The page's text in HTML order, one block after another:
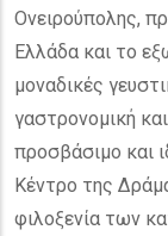
Ονειρούπολης,
Ελλάδα και το
μοναδικές
γαστρονομική
προσβάσιμο και
Κέντρο της
φιλοξενία των